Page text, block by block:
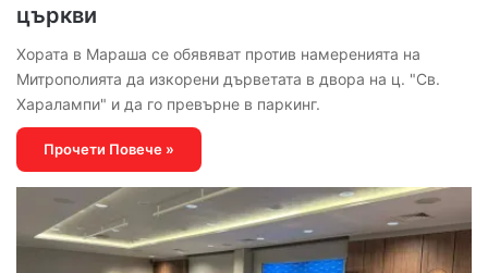
църкви
Хората в Мараша се обявяват против намеренията на
Митрополията да изкорени дърветата в двора на ц. "Св.
Харалампи" и да го превърне в паркинг.
Прочети Повече »